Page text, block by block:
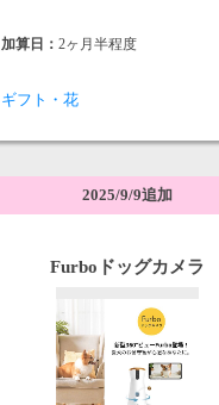
加算日： 2ヶ月半程度
ギフト・花
2025/9/9追加
Furboドッグカメラ